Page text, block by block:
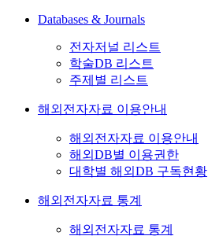
Databases & Journals
전자저널 리스트
학술DB 리스트
주제별 리스트
해외전자자료 이용안내
해외전자자료 이용안내
해외DB별 이용권한
대학별 해외DB 구독현황
해외전자자료 통계
해외전자자료 통계